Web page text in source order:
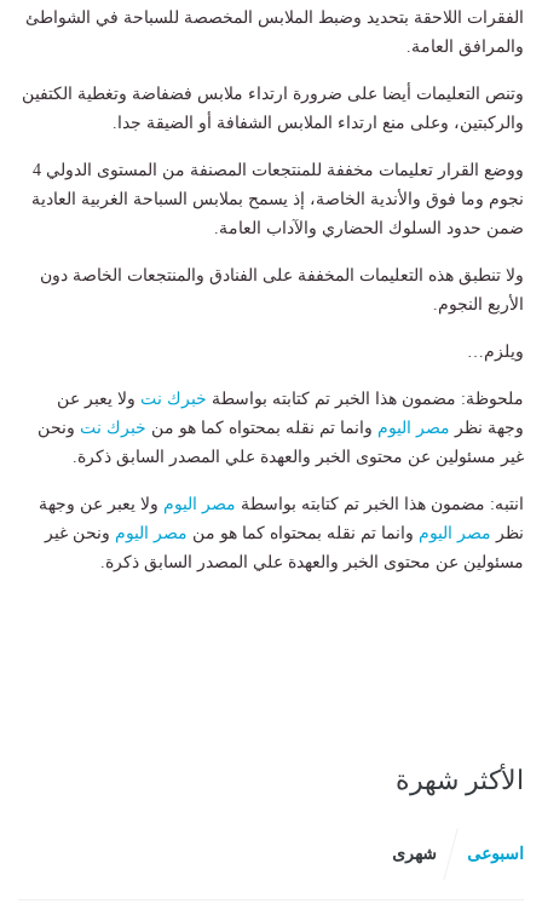
الفقرات اللاحقة بتحديد وضبط الملابس المخصصة للسباحة في الشواطئ
والمرافق العامة.
وتنص التعليمات أيضا على ضرورة ارتداء ملابس فضفاضة وتغطية الكتفين
والركبتين، وعلى منع ارتداء الملابس الشفافة أو الضيقة جدا.
ووضع القرار تعليمات مخففة للمنتجعات المصنفة من المستوى الدولي 4
نجوم وما فوق والأندية الخاصة، إذ يسمح بملابس السباحة الغربية العادية
ضمن حدود السلوك الحضاري والآداب العامة.
ولا تنطبق هذه التعليمات المخففة على الفنادق والمنتجعات الخاصة دون
الأربع النجوم.
ويلزم…
ملحوظة: مضمون هذا الخبر تم كتابته بواسطة خبرك نت ولا يعبر عن
وجهة نظر مصر اليوم وانما تم نقله بمحتواه كما هو من خبرك نت ونحن
غير مسئولين عن محتوى الخبر والعهدة علي المصدر السابق ذكرة.
انتبه: مضمون هذا الخبر تم كتابته بواسطة مصر اليوم ولا يعبر عن وجهة
نظر مصر اليوم وانما تم نقله بمحتواه كما هو من مصر اليوم ونحن غير
مسئولين عن محتوى الخبر والعهدة علي المصدر السابق ذكرة.
الأكثر شهرة
اسبوعى شهرى